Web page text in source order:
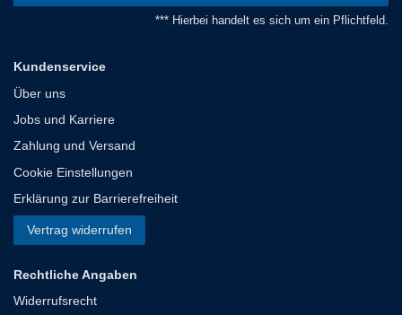
*** Hierbei handelt es sich um ein Pflichtfeld.
Kundenservice
Über uns
Jobs und Karriere
Zahlung und Versand
Cookie Einstellungen
Erklärung zur Barrierefreiheit
Vertrag widerrufen
Rechtliche Angaben
Widerrufsrecht